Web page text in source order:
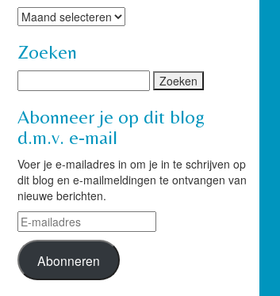
Archieven
Zoeken
Abonneer je op dit blog
d.m.v. e-mail
Voer je e-mailadres in om je in te schrijven op
dit blog en e-mailmeldingen te ontvangen van
nieuwe berichten.
E-
mailadres
Abonneren